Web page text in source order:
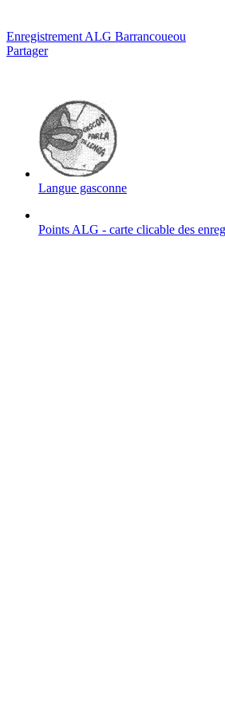
Enregistrement ALG Barrancoueou
Partager
Langue gasconne
Points ALG - carte clicable des